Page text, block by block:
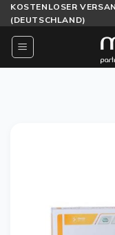
Zum
Inhalt
springen
KOSTENLOSER
(DEUTSCHLAND)